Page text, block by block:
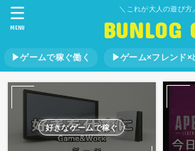
＼これが大人の遊び方
BUNLOG
▶︎ゲームで稼ぐ働く ▶︎ゲーム×フレンド×
MENU
好きなゲームで稼ぐ